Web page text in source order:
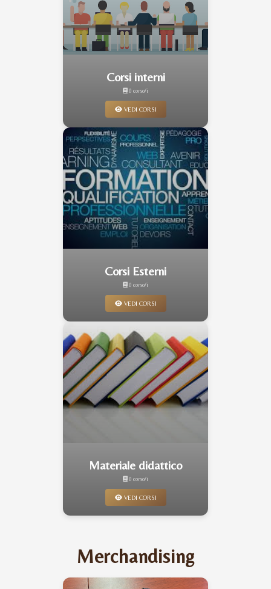
Corsi interni
0 corso/i
VEDI CORSI
Corsi Esterni
0 corso/i
VEDI CORSI
Materiale didattico
0 corso/i
VEDI CORSI
Merchandising